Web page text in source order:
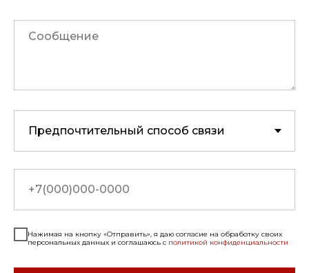
Нажимая на кнопку «Отправить», я даю согласие на обработку своих
персональных данных и соглашаюсь с политикой конфиденциальности